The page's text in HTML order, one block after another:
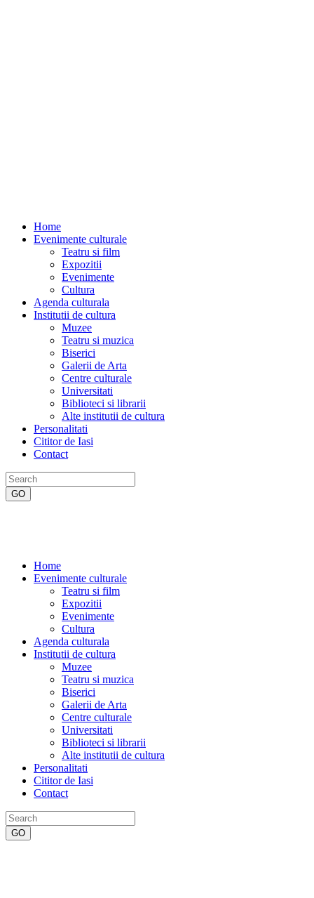
Home
Evenimente culturale
Teatru si film
Expozitii
Evenimente
Cultura
Agenda culturala
Institutii de cultura
Muzee
Teatru si muzica
Biserici
Galerii de Arta
Centre culturale
Universitati
Biblioteci si librarii
Alte institutii de cultura
Personalitati
Cititor de Iasi
Contact
Home
Evenimente culturale
Teatru si film
Expozitii
Evenimente
Cultura
Agenda culturala
Institutii de cultura
Muzee
Teatru si muzica
Biserici
Galerii de Arta
Centre culturale
Universitati
Biblioteci si librarii
Alte institutii de cultura
Personalitati
Cititor de Iasi
Contact